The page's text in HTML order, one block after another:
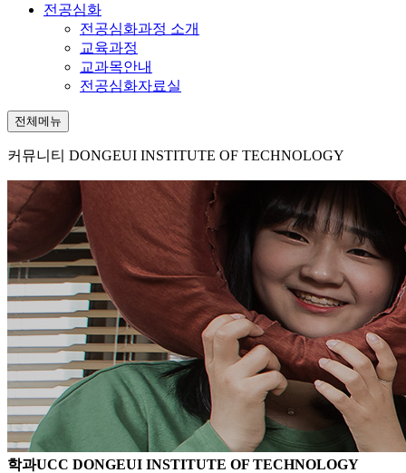
전공심화
전공심화과정 소개
교육과정
교과목안내
전공심화자료실
전체메뉴
커뮤니티 DONGEUI INSTITUTE OF TECHNOLOGY
학과UCC DONGEUI INSTITUTE OF TECHNOLOGY